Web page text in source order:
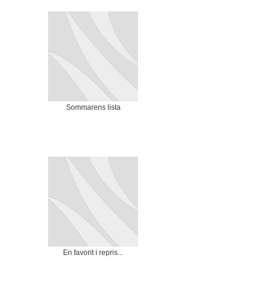
Sommarens lista
En favorit i repris...